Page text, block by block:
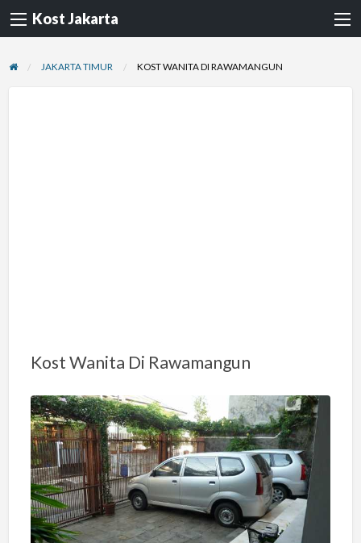
Kost Jakarta
JAKARTA TIMUR KOST WANITA DI RAWAMANGUN
Kost Wanita Di Rawamangun